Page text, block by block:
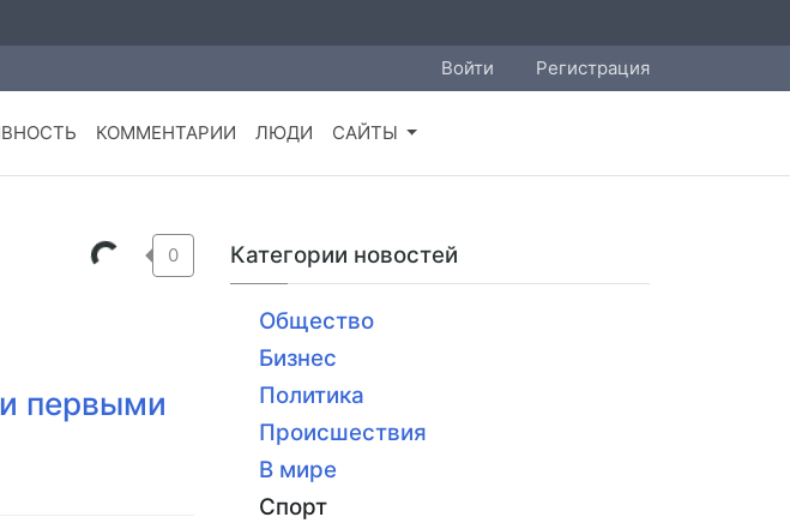
Войти Регистрация
КОММЕНТАРИИ ЛЮДИ САЙТЫ
0
первыми
Категории новостей
Общество
Бизнес
Политика
Происшествия
В мире
Спорт